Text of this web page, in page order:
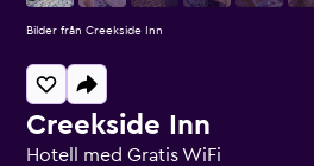
Creekside Inn
Hotell med Gratis WiFi
Bilder från Creekside Inn